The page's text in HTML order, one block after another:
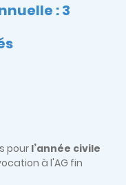
: 3
pourl’année civile
à l'AG fin